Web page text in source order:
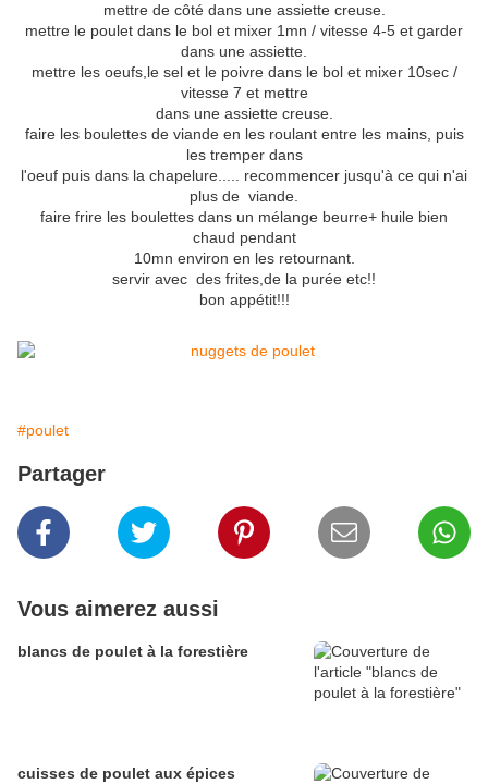
mettre de côté dans une assiette creuse.
mettre le poulet dans le bol et mixer 1mn / vitesse 4-5 et garder
dans une assiette.
mettre les oeufs,le sel et le poivre dans le bol et mixer 10sec /
vitesse 7 et mettre
dans une assiette creuse.
faire les boulettes de viande en les roulant entre les mains, puis
les tremper dans
l'oeuf puis dans la chapelure..... recommencer jusqu'à ce qui n'ai
plus de viande.
faire frire les boulettes dans un mélange beurre+ huile bien
chaud pendant
10mn environ en les retournant.
servir avec des frites,de la purée etc!!
bon appétit!!!
#poulet
Partager
Vous aimerez aussi
blancs de poulet à la forestière
cuisses de poulet aux épices